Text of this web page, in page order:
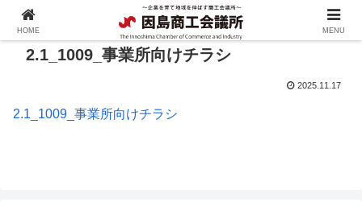
2.1_1009_事業所向けチラシ
2025.11.17
2.1_1009_事業所向けチラシ
HOME MENU